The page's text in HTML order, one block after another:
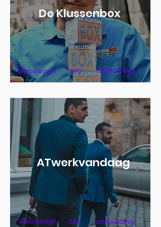
De Klussenbox
SEO Linkbuilding
Webdesign
SEO Linkbuilding
ATwerkvandaag
Webdesign